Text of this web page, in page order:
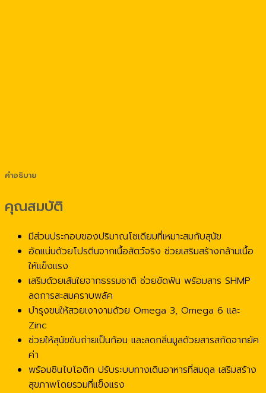
คำอธิบาย
คุณสมบัติ
มีส่วนประกอบของปริมาณโซเดียมที่เหมาะสมกับสุนัข
อัดแน่นด้วยโปรตีนจากเนื้อสัตว์จริง ช่วยเสริมสร้างกล้ามเนื้อ
ให้แข็งแรง
เสริมด้วยเส้นใยจากธรรมชาติ ช่วยขัดฟัน พร้อมสาร SHMP
ลดการสะสมคราบพลัค
บำรุงขนให้สวยเงางามด้วย Omega 3, Omega 6 และ
Zinc
ช่วยให้สุนัขขับถ่ายเป็นก้อน และลดกลิ่นมูลด้วยสารสกัดจากยัค
ค่า
พร้อมซินไบโอติก ปรับระบบทางเดินอาหารที่สมดุล เสริมสร้าง
สุขภาพโดยรวมที่แข็งแรง